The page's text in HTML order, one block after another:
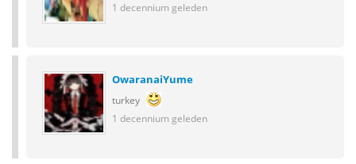
1 decennium geleden
OwaranaiYume
turkey
1 decennium geleden